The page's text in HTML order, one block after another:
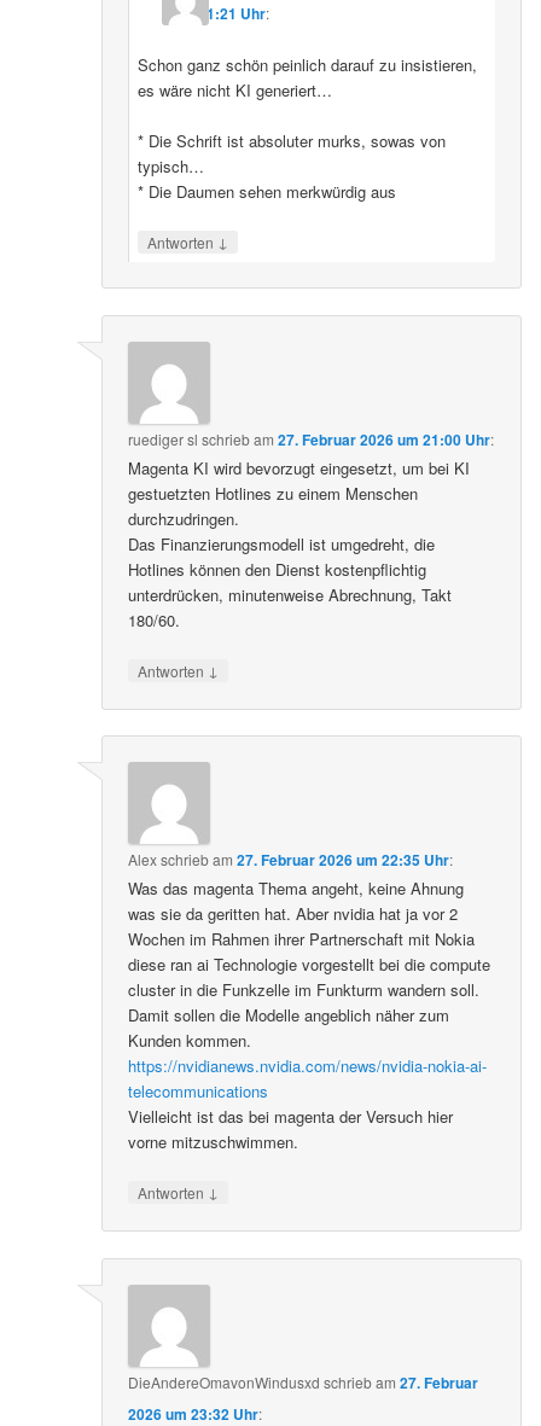
11:21 Uhr:
Schon ganz schön peinlich darauf zu insistieren,
es wäre nicht KI generiert…
* Die Schrift ist absoluter murks, sowas von
typisch…
* Die Daumen sehen merkwürdig aus
Antworten ↓
ruediger sl schriebam27. Februar 2026 um 21:00 Uhr:
Magenta KI wird bevorzugt eingesetzt, um bei KI
gestuetzten Hotlines zu einem Menschen
durchzudringen.
Das Finanzierungsmodell ist umgedreht, die
Hotlines können den Dienst kostenpflichtig
unterdrücken, minutenweise Abrechnung, Takt
180/60.
Antworten ↓
Alexschriebam27. Februar 2026 um 22:35 Uhr:
Was das magenta Thema angeht, keine Ahnung
was sie da geritten hat. Aber nvidia hat ja vor 2
Wochen im Rahmen ihrer Partnerschaft mit Nokia
diese ran ai Technologie vorgestellt bei die compute
cluster in die Funkzelle im Funkturm wandern soll.
Damit sollen die Modelle angeblich näher zum
Kunden kommen.
https://nvidianews.nvidia.com/news/nvidia-nokia-ai-
telecommunications
Vielleicht ist das bei magenta der Versuch hier
vorne mitzuschwimmen.
Antworten ↓
DieAndereOmavonWindusxd schriebam27. Februar
2026 um 23:32 Uhr: